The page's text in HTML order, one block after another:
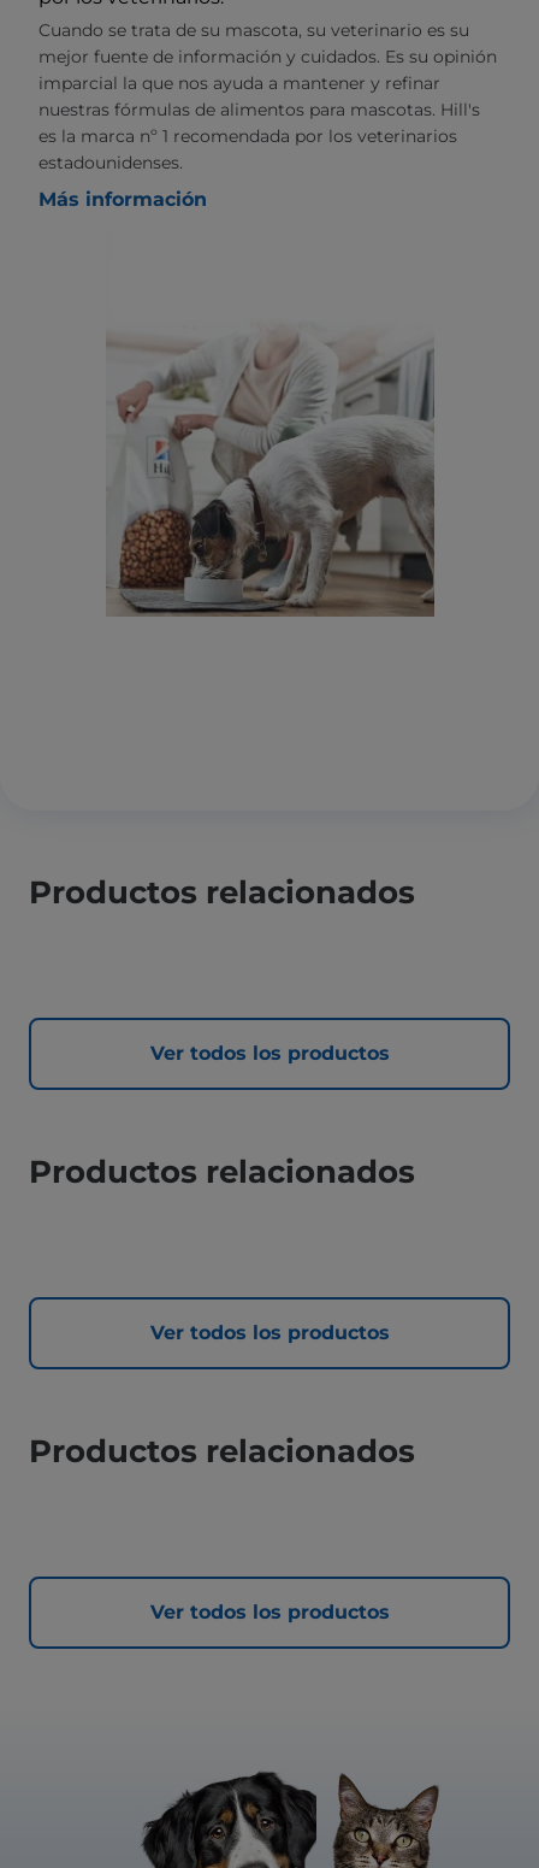
Cuando se trata de su mascota, su veterinario es su
mejor fuente de información y cuidados. Es su opinión
imparcial la que nos ayuda a mantener y refinar
nuestras fórmulas de alimentos para mascotas. Hill's
es la marca nº 1 recomendada por los veterinarios
estadounidenses.
Más información
Productos relacionados
Ver todos los productos
Productos relacionados
Ver todos los productos
Productos relacionados
Ver todos los productos